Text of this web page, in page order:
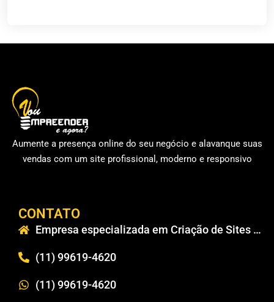
Aumente a presença online do seu negócio e alavanque suas
vendas com um site profissional, moderno e responsivo
CONTATO
Empresa especializada em Criação de Sites em São Paulo
(11) 99619-4620
(11) 99619-4620